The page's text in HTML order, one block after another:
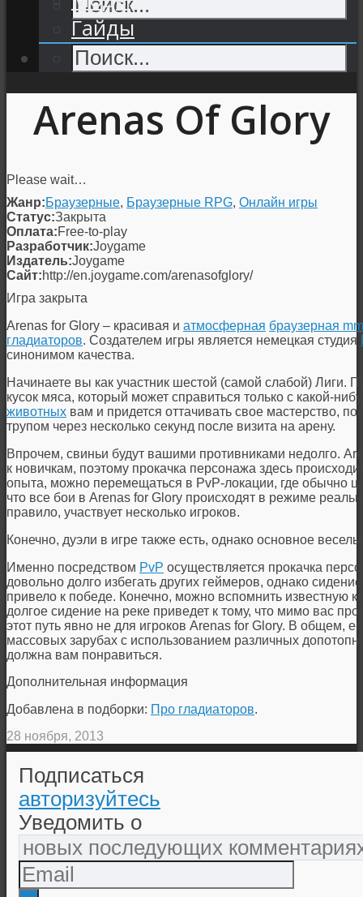
Гайды
Arenas Of Glory
Please wait…
Жанр:Браузерные, Браузерные RPG, Онлайн игры
Статус:Закрыта
Оплата:Free-to-play
Разработчик:Joygame
Издатель:Joygame
Сайт:http://en.joygame.com/arenasofglory/
Игра закрыта
Arenas for Glory – красивая и атмосферная браузерная
гладиаторов. Создателем игры является немецкая студия
синонимом качества.
Начинаете вы как участник шестой (самой слабой) Лиги.
кусок мяса, который может справиться только с какой-
животных вам и придется оттачивать свое мастерство,
трупом через несколько секунд после визита на арену.
Впрочем, свиньи будут вашими противниками недолго.
к новичкам, поэтому прокачка персонажа здесь
опыта, можно перемещаться в PvP-локации, где обычно
что все бои в Arenas for Glory происходят в режиме
правило, участвует несколько игроков.
Конечно, дуэли в игре также есть, однако основное
Именно посредством PvP осуществляется прокачка
довольно долго избегать других геймеров, однако
привело к победе. Конечно, можно вспомнить известную
долгое сидение на реке приведет к тому, что мимо вас
этот путь явно не для игроков Arenas for Glory. В общем,
массовых зарубах с использованием различных
должна вам понравиться.
Дополнительная информация
Добавлена в подборки: Про гладиаторов.
28 ноября, 2013
Подписаться
авторизуйтесь
Уведомить о